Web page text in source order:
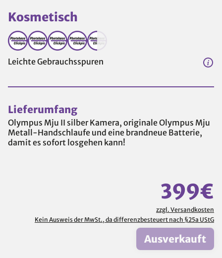
Kosmetisch
Leichte Gebrauchsspuren
Lieferumfang
Olympus Mju II silber Kamera, originale Olympus Mju
Metall-Handschlaufe und eine brandneue Batterie,
damit es sofort losgehen kann!
399€
zzgl. Versandkosten
Kein Ausweis der MwSt., da differenzbesteuert nach §25a UStG
Ausverkauft